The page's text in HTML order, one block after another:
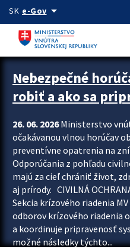
Preskocit na hlavný obsah
SK e-Govarrow_drop_down
Zastavit automatický posun
Nebezpečné
robiť a ako sa
26. 06. 2026Ministerstvo
očakávanou vlnou horúčav
preventívne opatrenia na
Odporúčania z pohľadu
majú za cieľ chrániť život,
aj prírody. CIVILNÁ
Sekcia krízového riadenia
odborov krízového riadenia
a koordinuje pripravenosť
možné následky týchto...